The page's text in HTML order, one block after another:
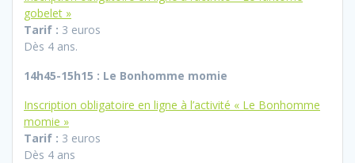
gobelet »
Tarif : 3 euros
Dès 4 ans.
14h45-15h15 : Le Bonhomme momie
Inscription obligatoire en ligne à l’activité « Le Bonhomme
momie »
Tarif : 3 euros
Dès 4 ans